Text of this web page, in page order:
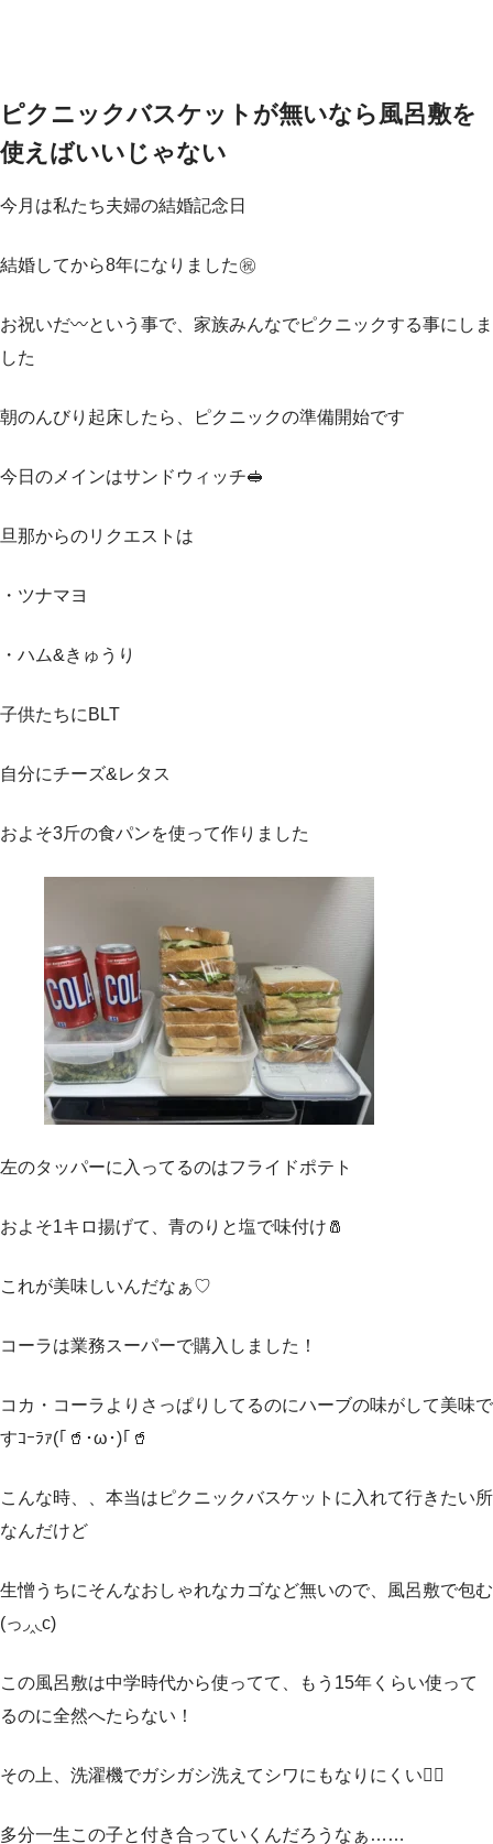
ピクニックバスケットが無いなら風呂敷を
使えばいいじゃない
今月は私たち夫婦の結婚記念日
結婚してから8年になりました㊗️
お祝いだ〰️という事で、家族みんなでピクニックする事にしま
した
朝のんびり起床したら、ピクニックの準備開始です
今日のメインはサンドウィッチ🥪
旦那からのリクエストは
・ツナマヨ
・ハム&きゅうり
子供たちにBLT
自分にチーズ&レタス
およそ3斤の食パンを使って作りました
左のタッパーに入ってるのはフライドポテト
およそ1キロ揚げて、青のりと塩で味付け🧂
これが美味しいんだなぁ♡
コーラは業務スーパーで購入しました！
コカ・コーラよりさっぱりしてるのにハーブの味がして美味で
すｺｰﾗｧ(｢🥤･ω･)｢🥤
こんな時、、本当はピクニックバスケットに入れて行きたい所
なんだけど
生憎うちにそんなおしゃれなカゴなど無いので、風呂敷で包む
(っ◞‸◟c)
この風呂敷は中学時代から使ってて、もう15年くらい使って
るのに全然へたらない！
その上、洗濯機でガシガシ洗えてシワにもなりにくい🙆‍♀️
多分一生この子と付き合っていくんだろうなぁ……